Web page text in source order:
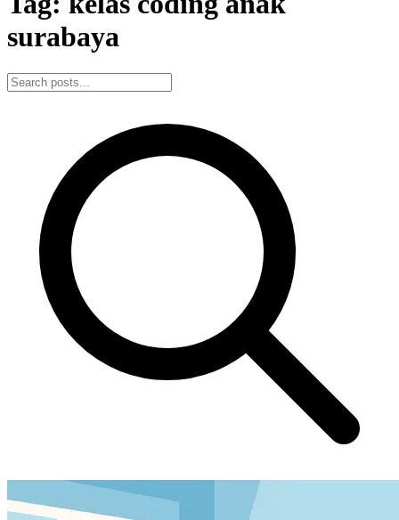
surabaya